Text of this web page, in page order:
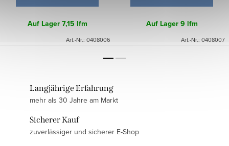
Auf Lager 7,15 lfm
Art.-Nr.: 0408006
Auf Lager 9 lfm
Art.-Nr.: 0408007
Langjährige Erfahrung
mehr als 30 Jahre am Markt
Sicherer Kauf
zuverlässiger und sicherer E-Shop